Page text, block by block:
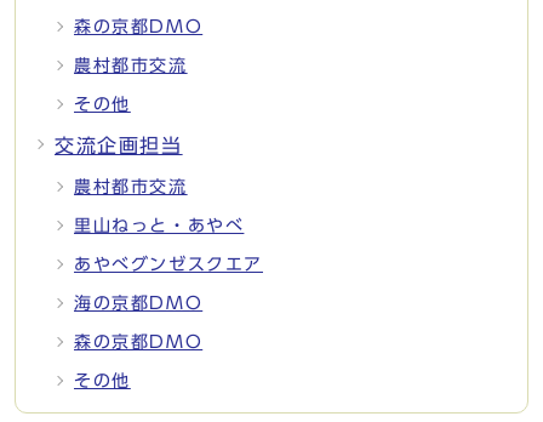
森の京都DMO
農村都市交流
その他
交流企画担当
農村都市交流
里山ねっと・あやべ
あやべグンゼスクエア
海の京都DMO
森の京都DMO
その他